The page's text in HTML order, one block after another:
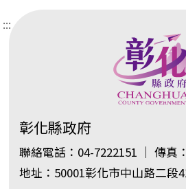
:::
彰化縣政府
聯絡電話：04-7222151 ｜ 傳真
地址：50001彰化市中山路二段